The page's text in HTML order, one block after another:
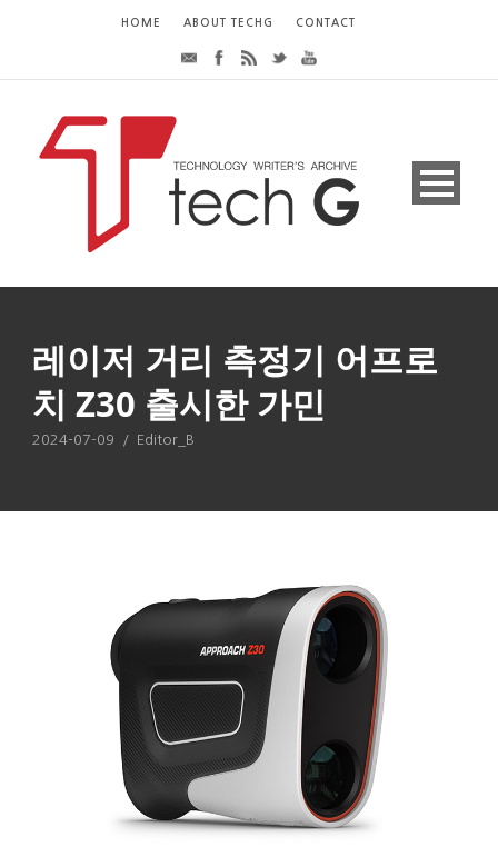
HOME ABOUT TECHG CONTACT
레이저 거리 측정기 어프로
치 Z30 출시한 가민
2024-07-09 / Editor_B